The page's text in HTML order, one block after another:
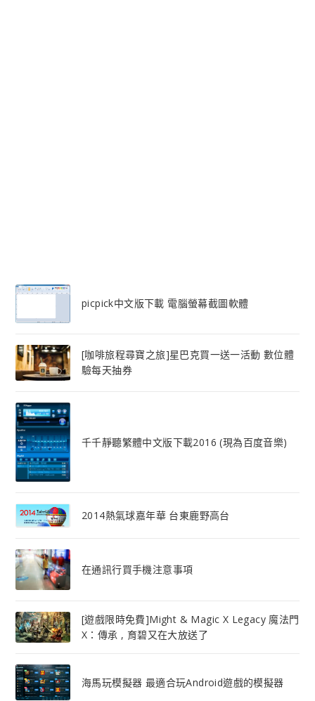
picpick中文版下載 電腦螢幕截圖軟體
[咖啡旅程尋寶之旅]星巴克買一送一活動 數位體
驗每天抽券
千千靜聽繁體中文版下載2016 (現為百度音樂)
2014熱氣球嘉年華 台東鹿野高台
在通訊行買手機注意事項
[遊戲限時免費]Might & Magic X Legacy 魔法門
X：傳承 , 育碧又在大放送了
海馬玩模擬器 最適合玩Android遊戲的模擬器